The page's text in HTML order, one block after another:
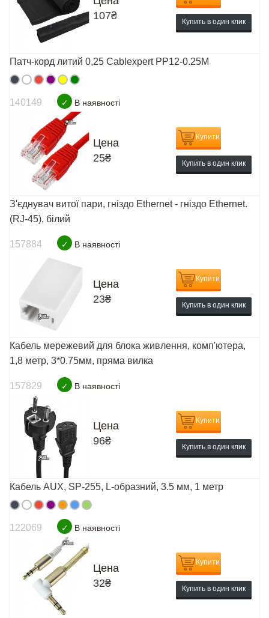
107₴ Купить в один клик
Патч-корд литий 0,25 Cablexpert PP12-0.25M
140149 ✓ В наявності
Цена
25₴
Купити
Купить в один клик
З'єднувач витої пари, гніздо Ethernet - гніздо Ethernet.
(RJ-45), білий
157884 ✓ В наявності
Цена
23₴
Купити
Купить в один клик
Кабель мережевий для блока живлення, комп'ютера,
1,8 метр, 3*0.75мм, пряма вилка
157829 ✓ В наявності
Цена
96₴
Купити
Купить в один клик
Кабель AUX, SP-255, L-образний, 3.5 мм, 1 метр
122069 ✓ В наявності
Цена
32₴
Купити
Купить в один клик